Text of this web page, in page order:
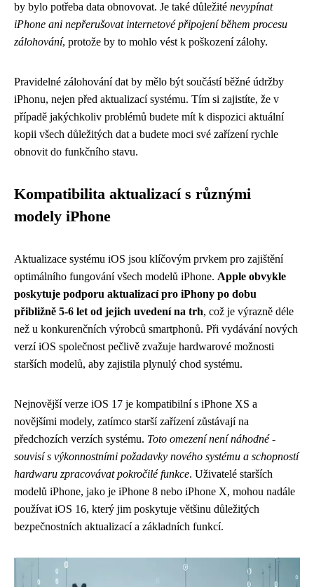
by bylo potřeba data obnovovat. Je také důležité nevypínat
iPhone ani nepřerušovat internetové připojení během procesu
zálohování, protože by to mohlo vést k poškození zálohy.
Pravidelné zálohování dat by mělo být součástí běžné údržby
iPhonu, nejen před aktualizací systému. Tím si zajistíte, že v
případě jakýchkoliv problémů budete mít k dispozici aktuální
kopii všech důležitých dat a budete moci své zařízení rychle
obnovit do funkčního stavu.
Kompatibilita aktualizací s různými
modely iPhone
Aktualizace systému iOS jsou klíčovým prvkem pro zajištění
optimálního fungování všech modelů iPhone. Apple obvykle
poskytuje podporu aktualizací pro iPhony po dobu
přibližně 5-6 let od jejich uvedení na trh, což je výrazně déle
než u konkurenčních výrobců smartphonů. Při vydávání nových
verzí iOS společnost pečlivě zvažuje hardwarové možnosti
starších modelů, aby zajistila plynulý chod systému.
Nejnovější verze iOS 17 je kompatibilní s iPhone XS a
novějšími modely, zatímco starší zařízení zůstávají na
předchozích verzích systému. Toto omezení není náhodné -
souvisí s výkonnostními požadavky nového systému a schopností
hardwaru zpracovávat pokročilé funkce. Uživatelé starších
modelů iPhone, jako je iPhone 8 nebo iPhone X, mohou nadále
používat iOS 16, který jim poskytuje většinu důležitých
bezpečnostních aktualizací a základních funkcí.